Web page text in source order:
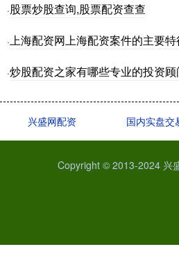
·股票炒股查询,股票配资查查
·上海配资网上海配资案件的主要
·炒股配资之家有哪些专业的投资
兴盛网配资 国内实盘交
Copyright © 2013-2024 兴